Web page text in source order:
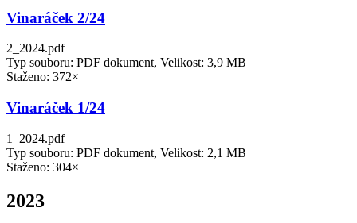
Vinaráček 2/24
2_2024.pdf
Typ souboru: PDF dokument, Velikost: 3,9 MB
Staženo: 372×
Vinaráček 1/24
1_2024.pdf
Typ souboru: PDF dokument, Velikost: 2,1 MB
Staženo: 304×
2023